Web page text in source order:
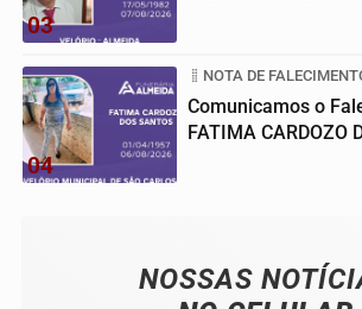
03
04
NOTA DE
Comunicamos o
FATIMA CARDOZO
NOSSAS